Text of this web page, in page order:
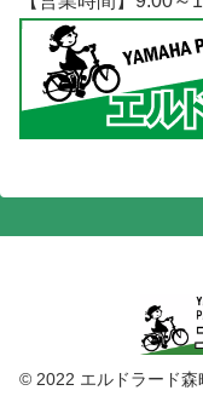
© 2022 エルドラード森